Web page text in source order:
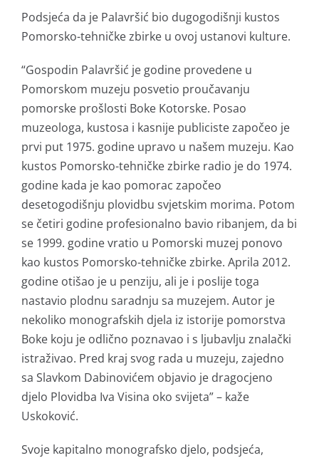
Podsjeća da je Palavršić bio dugogodišnji kustos
Pomorsko-tehničke zbirke u ovoj ustanovi kulture.
“Gospodin Palavršić je godine provedene u
Pomorskom muzeju posvetio proučavanju
pomorske prošlosti Boke Kotorske. Posao
muzeologa, kustosa i kasnije publiciste započeo je
prvi put 1975. godine upravo u našem muzeju. Kao
kustos Pomorsko-tehničke zbirke radio je do 1974.
godine kada je kao pomorac započeo
desetogodišnju plovidbu svjetskim morima. Potom
se četiri godine profesionalno bavio ribanjem, da bi
se 1999. godine vratio u Pomorski muzej ponovo
kao kustos Pomorsko-tehničke zbirke. Aprila 2012.
godine otišao je u penziju, ali je i poslije toga
nastavio plodnu saradnju sa muzejem. Autor je
nekoliko monografskih djela iz istorije pomorstva
Boke koju je odlično poznavao i s ljubavlju znalački
istraživao. Pred kraj svog rada u muzeju, zajedno
sa Slavkom Dabinovićem objavio je dragocjeno
djelo Plovidba Iva Visina oko svijeta” – kaže
Uskoković.
Svoje kapitalno monografsko djelo, podsjeća,